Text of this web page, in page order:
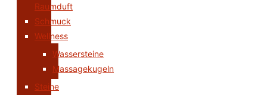
Raumduft
Schmuck
Wellness
Wassersteine
Massagekugeln
Steine